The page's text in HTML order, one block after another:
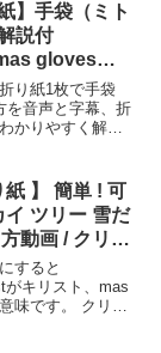
】手袋（ミト
説付
gloves
り紙1枚で手袋
を音声と字幕、折
かりやすく解説
非作ってみてく
...
紙 】 簡単 ! 可
ツリー 雪だ
動画 / クリス
ント Origami
すると
がキリスト、mas
味です。 クリス